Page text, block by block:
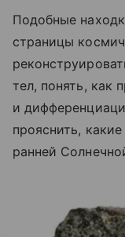
Подобные
страницы
тел, понять, как
и
прояснить,
ранней